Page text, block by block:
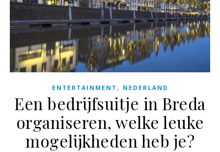
ENTERTAINMENT , NEDERLAND
Een bedrijfsuitje in Breda
organiseren, welke leuke
mogelijkheden heb je?